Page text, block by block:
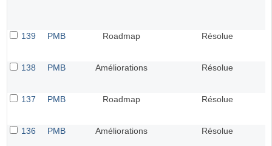
139 PMB Roadmap Résolue
138 PMB Améliorations Résolue
137 PMB Roadmap Résolue
136 PMB Améliorations Résolue